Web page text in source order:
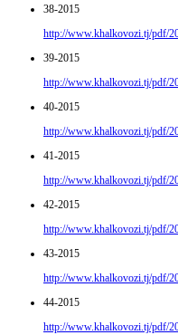
38-2015
http://www.khalkovozi.tj/pdf/
39-2015
http://www.khalkovozi.tj/pdf/
40-2015
http://www.khalkovozi.tj/pdf/
41-2015
http://www.khalkovozi.tj/pdf/
42-2015
http://www.khalkovozi.tj/pdf/
43-2015
http://www.khalkovozi.tj/pdf/
44-2015
http://www.khalkovozi.tj/pdf/